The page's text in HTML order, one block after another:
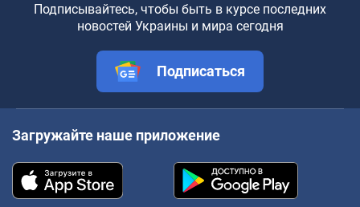
Подписывайтесь, чтобы быть в курсе последних
новостей Украины и мира сегодня
Подписаться
Загружайте наше приложение